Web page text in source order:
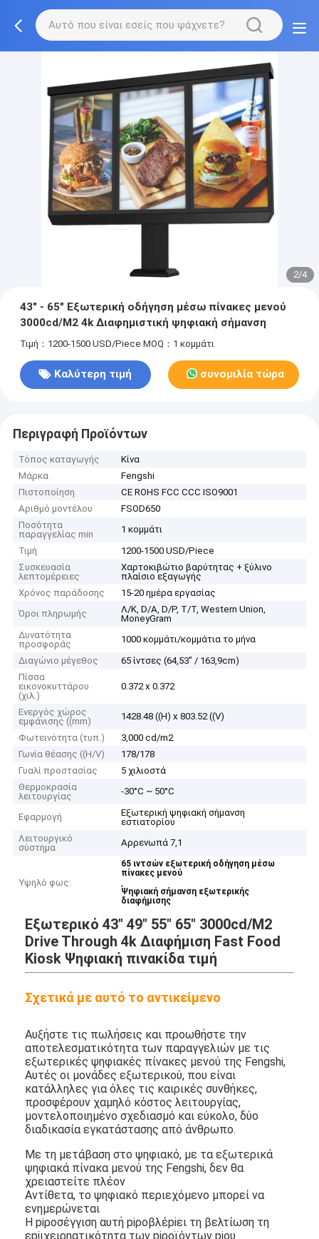
2/4
43" - 65" Εξωτερική οδήγηση μέσω πίνακες μενού
3000cd/M2 4k Διαφημιστική ψηφιακή σήμανση
Τιμή：1200-1500 USD/Piece MOQ：1 κομμάτι
Καλύτερη τιμή συνομιλία τώρα
Περιγραφή Προϊόντων
Τόπος καταγωγής
Κίνα
Μάρκα
Fengshi
Πιστοποίηση
CE ROHS FCC CCC ISO9001
Αριθμό μοντέλου
FSOD650
Ποσότητα
παραγγελίας min
1 κομμάτι
Τιμή
1200-1500 USD/Piece
Συσκευασία
λεπτομέρειες
Χαρτοκιβώτιο βαρύτητας + ξύλινο
πλαίσιο εξαγωγής
Χρόνος παράδοσης
15-20 ημέρα εργασίας
Όροι πληρωμής
Λ/Κ, D/A, D/P, T/T, Western Union,
MoneyGram
Δυνατότητα
προσφοράς
1000 κομμάτι/κομμάτια το μήνα
Διαγώνιο μέγεθος
65 ίντσες (64,53" / 163,9cm)
Πίσσα
εικονοκυττάρου
(χιλ.)
0.372 x 0.372
Ενεργός χώρος
εμφάνισης ((mm)
1428.48 ((H) x 803.52 ((V)
Φωτεινότητα (τυπ.)
3,000 cd/m2
Γωνία θέασης ((H/V)
178/178
Γυαλί προστασίας
5 χιλιοστά
Θερμοκρασία
λειτουργίας
-30°C ~ 50°C
Εφαρμογή
Εξωτερική ψηφιακή σήμανση
εστιατορίου
Λειτουργικό
σύστημα
Αρρενωπά 7,1
Υψηλό φως:
65 ιντσών εξωτερική οδήγηση μέσω
πίνακες μενού
,
Ψηφιακή σήμανση εξωτερικής
διαφήμισης
Εξωτερικό 43" 49" 55" 65" 3000cd/M2
Drive Through 4k Διαφήμιση Fast Food
Kiosk Ψηφιακή πινακίδα τιμή
Σχετικά με αυτό το αντικείμενο
Αυξήστε τις πωλήσεις και προωθήστε την
αποτελεσματικότητα των παραγγελιών με τις
εξωτερικές ψηφιακές πίνακες μενού της Fengshi,
Αυτές οι μονάδες εξωτερικού, που είναι
κατάλληλες για όλες τις καιρικές συνθήκες,
προσφέρουν χαμηλό κόστος λειτουργίας,
μοντελοποιημένο σχεδιασμό και εύκολο, δύο
διαδικασία εγκατάστασης από άνθρωπο.
Με τη μετάβαση στο ψηφιακό, με τα εξωτερικά
ψηφιακά πίνακα μενού της Fengshi, δεν θα
χρειαστείτε πλέον
Αντίθετα, το ψηφιακό περιεχόμενο μπορεί να
ενημερώνεται
Η piροσέγγιση αυτή piροβλέpiει τη βελτίωση τη
εpiιχειρηατικότητα των piροϊόντων piου